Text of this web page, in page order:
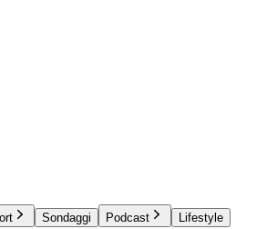
Sondaggi Podcast
Lifestyle